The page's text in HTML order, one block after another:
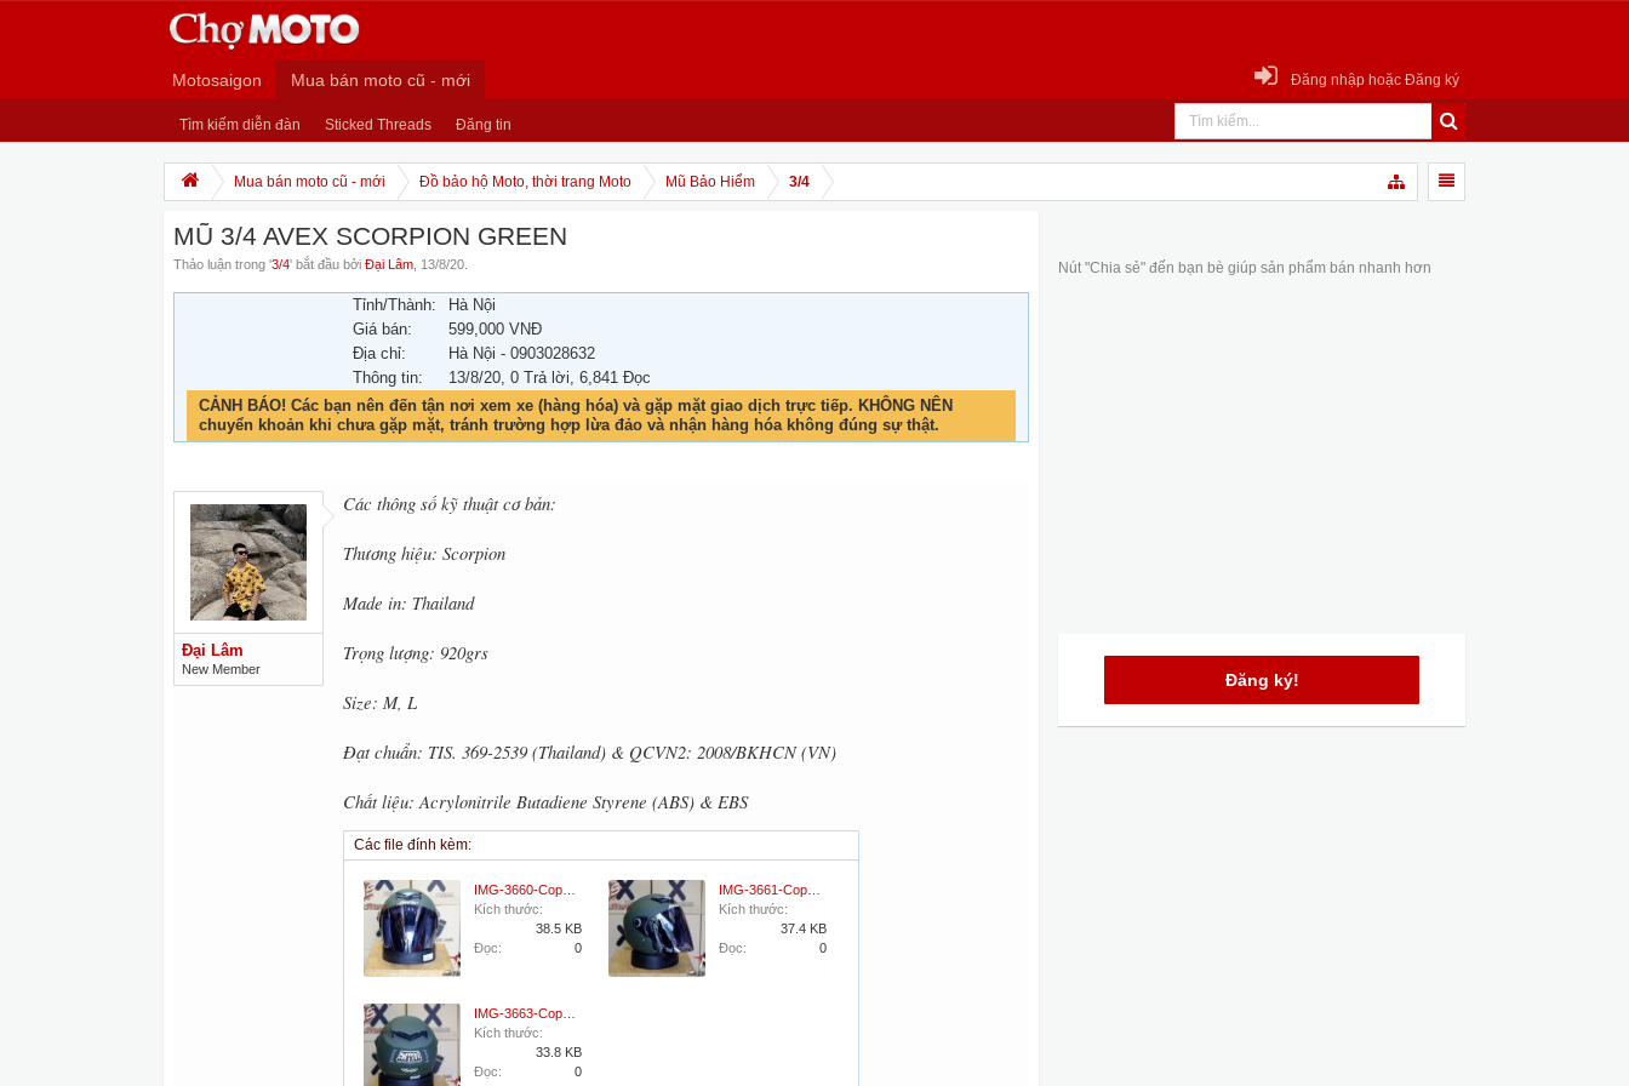
Motosaigon Mua bán moto cũ - mới
Tìm kiếm diễn đàn Sticked Threads Đăng tin
Đăng nhập hoặc Đăng ký
Mua bán moto cũ - mới Đồ bảo hộ Moto, thời trang Moto Mũ Bảo Hiểm 3/4
MŨ 3/4 AVEX SCORPION GREEN
Thảo luận trong '3/4' bắt đầu bởi Đại Lâm 13/8/20
Tỉnh/Thành:
Hà Nội
Giá bán:
599,000 VNĐ
Địa chỉ:
Hà Nội - 0903028632
Thông tin:
13/8/20, 0 Trả lời, 6,841 Đọc
CẢNH BÁO! Các bạn nên đến tận nơi xem xe (hàng hóa) và gặp mặt giao dịch trực tiếp. KHÔNG NÊN
chuyển khoản khi chưa gặp mặt, tránh trường hợp lừa đảo và nhận hàng hóa không đúng sự thật.
Đại Lâm
New Member
Các thông số kỹ thuật cơ bản:
Thương hiệu: Scorpion
Made in: Thailand
Trọng lượng: 920grs
Size: M, L
Đạt chuẩn: TIS. 369-2539 (Thailand) & QCVN2: 2008/BKHCN (VN)
Chất liệu: Acrylonitrile Butadiene Styrene (ABS) & EBS
Các file đính kèm:
Kích thước:
38.5 KB
Đọc:
0
Kích thước:
37.4 KB
Đọc:
0
Kích thước:
33.8 KB
Đọc:
0
Nút "Chia sẻ" đến bạn bè giúp sản phẩm bán nhanh hơn
Đăng ký!